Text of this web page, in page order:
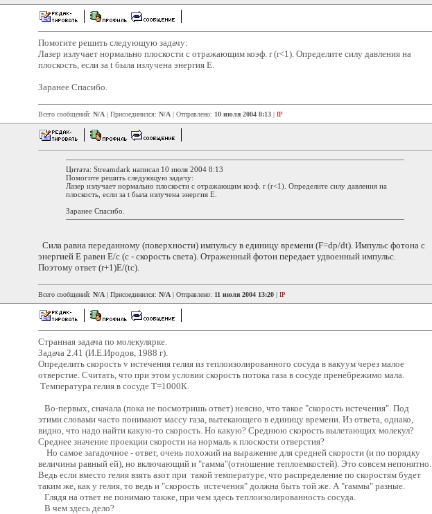
Помогите решить следующую задачу:
Лазер излучает нормально плоскости с отражающим коэф. r (r<1). Определите силу давления на
плоскость, если за t была излучена энергия E.
Заранее Спасибо.
Всего сообщений: N/A | Присоединился: N/A | Отправлено: 10 июля 2004 8:13 | IP
Цитата: Streamdark написал 10 июля 2004 8:13
Помогите решить следующую задачу:
Лазер излучает нормально плоскости с отражающим коэф. r (r<1). Определите силу давления на
плоскость, если за t была излучена энергия E.
Заранее Спасибо.
Сила равна переданному (поверхности) импульсу в единицу времени (F=dp/dt). Импульс фотона с
энергией Е равен E/c (с - скорость света). Отраженный фотон передает удвоенный импульс.
Поэтому ответ (r+1)E/(tc).
Всего сообщений: N/A | Присоединился: N/A | Отправлено: 11 июля 2004 13:20 | IP
Странная задача по молекулярке.
Задача 2.41 (И.Е.Иродов, 1988 г).
Определить скорость v истечения гелия из теплоизолированного сосуда в вакуум через малое
отверстие. Считать, что при этом условии скорость потока газа в сосуде пренебрежимо мала.
Температура гелия в сосуде Т=1000К.
Во-первых, сначала (пока не посмотришь ответ) неясно, что такое "скорость истечения". Под
этими словами часто понимают массу газа, вытекающего в единицу времени. Из ответа, однако,
видно, что надо найти какую-то скорость. Но какую? Среднюю скорость вылетающих молекул?
Среднее значение проекции скорости на нормаль к плоскости отверстия?
Но самое загадочное - ответ, очень похожий на выражение для средней скорости (и по порядку
величины равный ей), но включающий и "гамма"(отношение теплоемкостей). Это совсем непонятно.
Ведь если вместо гелия взять азот при такой температуре, что распределение по скоростям будет
таким же, как у гелия, то ведь и "скорость истечения" должна быть той же. А "гаммы" разные.
Глядя на ответ не понимаю также, при чем здесь теплоизолированность сосуда.
В чем здесь дело?